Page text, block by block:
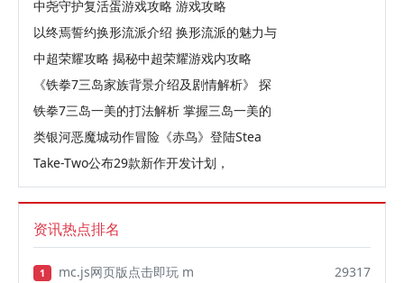
中尧守护复活蛋游戏攻略 游戏攻略
以终焉誓约换形流派介绍 换形流派的魅力与
中超荣耀攻略 揭秘中超荣耀游戏内攻略
《铁拳7三岛家族背景介绍及剧情解析》 探
铁拳7三岛一美的打法解析 掌握三岛一美的
类银河恶魔城动作冒险《赤鸟》登陆Stea
Take-Two公布29款新作开发计划，
资讯热点排名
1 mc.js网页版点击即玩 m 29317